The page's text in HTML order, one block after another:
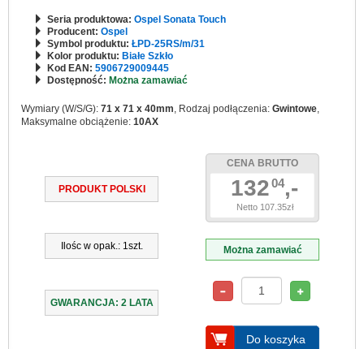
Seria produktowa: Ospel Sonata Touch
Producent: Ospel
Symbol produktu: ŁPD-25RS/m/31
Kolor produktu: Białe Szkło
Kod EAN: 5906729009445
Dostępność: Można zamawiać
Wymiary (W/S/G): 71 x 71 x 40mm, Rodzaj podłączenia: Gwintowe,
Maksymalne obciążenie: 10AX
PRODUKT POLSKI
Ilośc w opak.: 1szt.
GWARANCJA: 2 LATA
CENA BRUTTO
13204,-
Netto 107.35zł
Można zamawiać
Do koszyka